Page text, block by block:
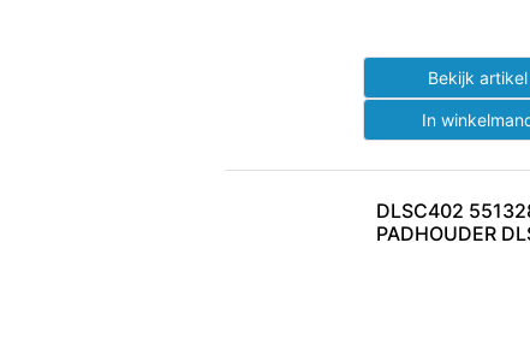
Bekijk
In
DLSC402
PADHOUDER